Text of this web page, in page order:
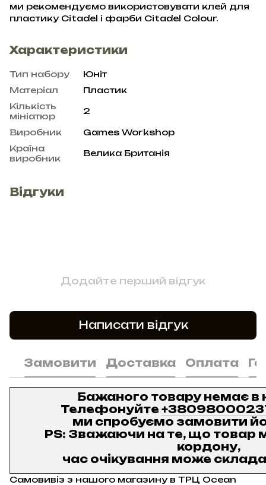
ми рекомендуємо використовувати клей для
пластику Citadel і фарби Citadel Colour.
Характеристики
Тип набору
Юніт
Матеріал
Пластик
Кількість
мініатюр
2
Виробник
Games Workshop
Країна
виробник
Велика Британія
Відгуки
Додайте перший відгук
Написати відгук
Замовити Доставка Оплата
Бажаного товару немає в
Телефонуйте
ми спробуємо замовити
PS: Зважаючи на те, що товар
кордону,
час очікування може
Самовивіз з нашого магазину в ТРЦ Ocean